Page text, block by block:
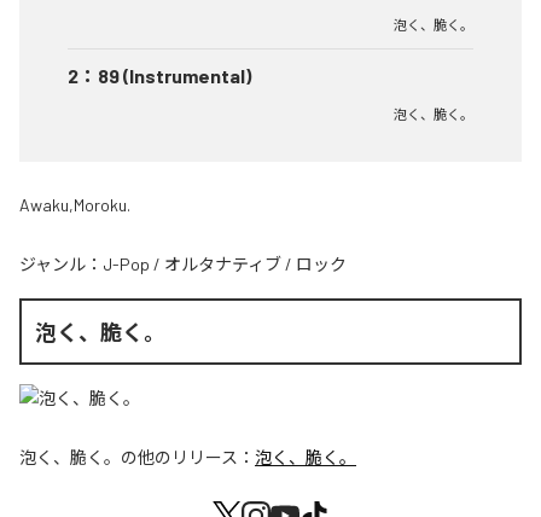
泡く、脆く。
2 ： 89 (Instrumental)
泡く、脆く。
Awaku,Moroku.
ジャンル： J-Pop / オルタナティブ / ロック
泡く、脆く。
泡く、脆く。 の他のリリース： 泡く、脆く。